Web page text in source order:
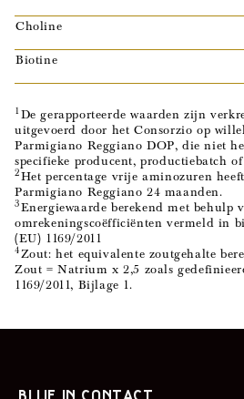
Choline
Biotine
1 De gerapporteerde waarden zijn
uitgevoerd door het Consorzio op
Parmigiano Reggiano DOP, die niet
specifieke producent, productiebatch
2Het percentage vrije aminozuren
Parmigiano Reggiano 24 maanden.
3Energiewaarde berekend met behulp
omrekeningscoëfficiënten vermeld in
(EU) 1169/2011
4Zout: het equivalente zoutgehalte
Zout = Natrium x 2,5 zoals
1169/2011, Bijlage 1.
BLIJF IN CONTACT